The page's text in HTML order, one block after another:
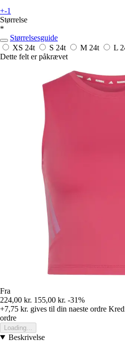
+-1
Størrelse
*
Størrelsesguide
XS 24t S 24t M 24t L
Dette felt er påkrævet
Fra
224,00 kr. 155,00 kr. -31%
+7,75 kr. gives til din naeste ordre
ordre
Loading...
Beskrivelse